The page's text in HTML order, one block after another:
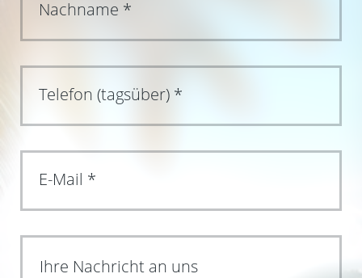
Ihre Nachricht an uns